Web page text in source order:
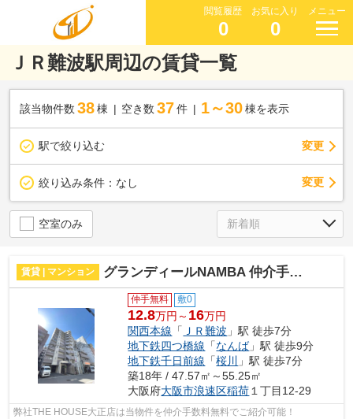
閲覧履歴
0
お気に入り
0
メニュー
ＪＲ難波駅周辺の賃貸一覧
該当物件数 38棟 空き数 37 件 1～30 棟を表示
駅で絞り込む 変更
絞り込み条件： なし 変更
空室のみ
賃貸 | マンション グランディールNAMBA 仲介手数料無料
仲手無料 敷0
12.8万円～ 16万円
関西本線 「 ＪＲ難波 」駅 徒歩7分
地下鉄四つ橋線 「なんば」駅 徒歩9分
地下鉄千日前線 「桜川
」駅 徒歩7分
築18年 / 47.57㎡～55.25㎡
大阪府大阪市浪速区稲荷１丁目12-29
弊社THE HOUSE大正店は当物件を仲介手数料無料でご紹介可能！